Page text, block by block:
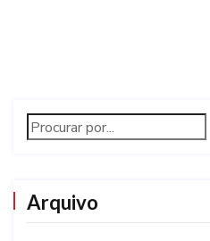
Arquivo